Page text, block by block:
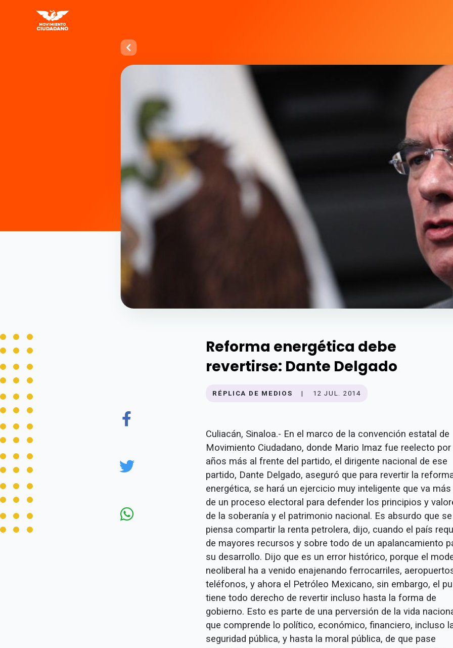
Reforma energética debe
revertirse: Dante Delgado
RÉPLICA DE MEDIOS | 12 JUL. 2014
Culiacán, Sinaloa.- En el marco de la convención estatal de
Movimiento Ciudadano, donde Mario Imaz fue reelecto
años más al frente del partido, el dirigente nacional de ese
partido, Dante Delgado, aseguró que para revertir la
energética, se hará un ejercicio muy inteligente que va más
de un proceso electoral para defender los principios y
de la soberanía y el patrimonio nacional. Es absurdo que se
piensa compartir la renta petrolera, dijo, cuando el país
de mayores recursos y sobre todo de un apalancamiento
su desarrollo. Dijo que es un error histórico, porque el
neoliberal ha a venido enajenando ferrocarriles,
teléfonos, y ahora el Petróleo Mexicano, sin embargo, el
tiene todo derecho de revertir incluso hasta la forma de
gobierno. Esto es parte de una perversión de la vida
que comprende lo político, económico, financiero, incluso
seguridad pública, y hasta la moral pública, de que pase